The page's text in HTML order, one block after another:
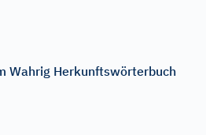
Wahrig Herkunftswörterbuch